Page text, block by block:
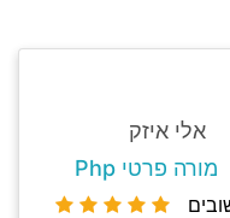
אלי איזק
מורה פרטי Php